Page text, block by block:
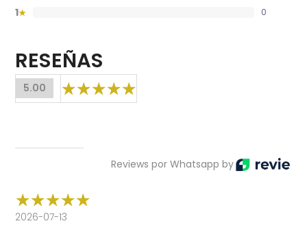
1★ 0
RESEÑAS
5.00
Reviews por Whatsapp by
2026-07-13